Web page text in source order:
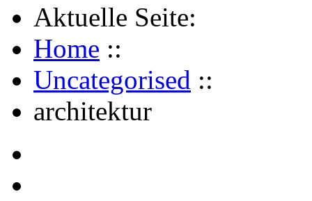
Aktuelle Seite:
Home ::
Uncategorised ::
architektur